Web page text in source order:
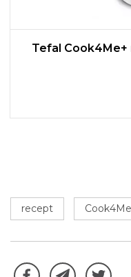
Tefal
recept